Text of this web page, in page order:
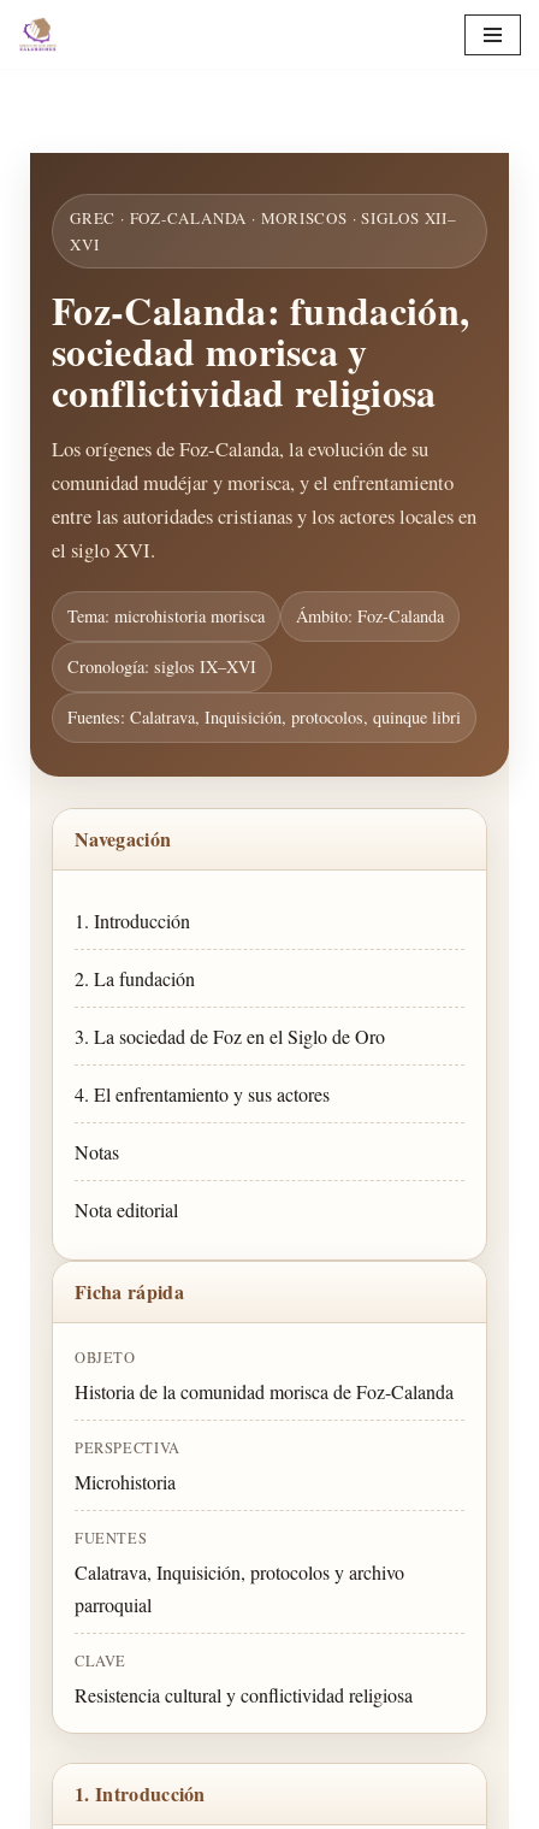
GREC · FOZ-CALANDA · MORISCOS · SIGLOS XII–
XVI
Foz-Calanda: fundación,
sociedad morisca y
conflictividad religiosa
Los orígenes de Foz-Calanda, la evolución de su
comunidad mudéjar y morisca, y el enfrentamiento
entre las autoridades cristianas y los actores locales en
el siglo XVI.
Tema: microhistoria morisca Ámbito: Foz-Calanda
Cronología: siglos IX–XVI
Fuentes: Calatrava, Inquisición, protocolos, quinque libri
Navegación
1. Introducción
2. La fundación
3. La sociedad de Foz en el Siglo de Oro
4. El enfrentamiento y sus actores
Notas
Nota editorial
Ficha rápida
OBJETO
Historia de la comunidad morisca de Foz-Calanda
PERSPECTIVA
Microhistoria
FUENTES
Calatrava, Inquisición, protocolos y archivo
parroquial
CLAVE
Resistencia cultural y conflictividad religiosa
1. Introducción